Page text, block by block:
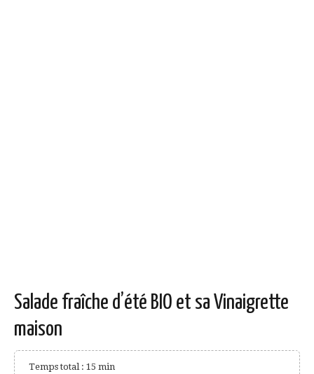
Salade fraîche d’été BIO et sa Vinaigrette
maison
Temps total : 15 min